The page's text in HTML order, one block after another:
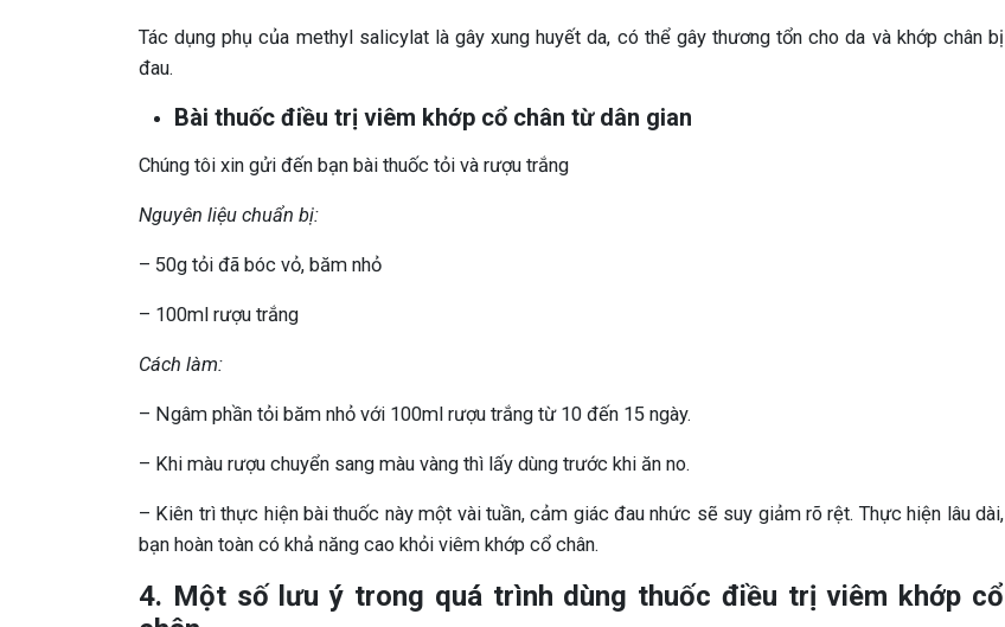
Tác dụng phụ của methyl salicylat là gây xung huyết da, có thể gây thương tổn cho da và khớp chân bị
đau.
Bài thuốc điều trị viêm khớp cổ chân từ dân gian
Chúng tôi xin gửi đến bạn bài thuốc tỏi và rượu trắng
Nguyên liệu chuẩn bị:
– 50g tỏi đã bóc vỏ, băm nhỏ
– 100ml rượu trắng
Cách làm:
– Ngâm phần tỏi băm nhỏ với 100ml rượu trắng từ 10 đến 15 ngày.
– Khi màu rượu chuyển sang màu vàng thì lấy dùng trước khi ăn no.
– Kiên trì thực hiện bài thuốc này một vài tuần, cảm giác đau nhức sẽ suy giảm rõ rệt. Thực hiện lâu dài,
bạn hoàn toàn có khả năng cao khỏi viêm khớp cổ chân.
4. Một số lưu ý trong quá trình dùng thuốc điều trị viêm khớp cổ